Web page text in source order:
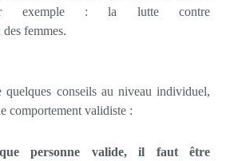
exemple : la lutte contre
femmes.
quelques conseils au niveau individuel,
comportement validiste :
personne valide, il faut être